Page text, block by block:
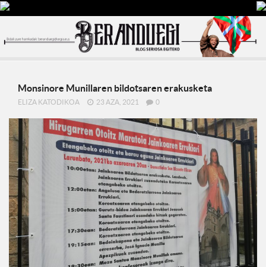
Monsinore Munillaren bildotsaren erakusketa
ELIZA KATODIKOA 23 AZA, 2021 0